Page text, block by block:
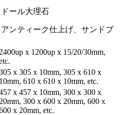
ール大理石
ンティーク仕上げ、サンドブ
2400up x 1200up x 15/20/30mm,
x 305 x 10mm, 305 x 610 x
10mm, 610 x 610 x 10mm, etc.
x 457 x 10mm, 300 x 300 x
20mm, 300 x 600 x 20mm, 600 x
x 20mm, etc.